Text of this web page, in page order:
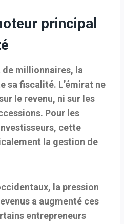
principal
millionnaires, la
sa fiscalité. L’émirat ne
le revenu, ni sur les
Pour les
cette
la gestion de
la pression
a augmenté ces
entrepreneurs